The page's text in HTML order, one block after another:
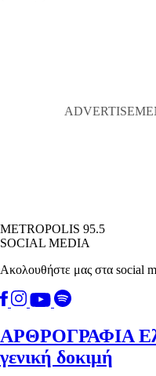
METROPOLIS 95.5
SOCIAL MEDIA
Ακολουθήστε μας στα social
ΑΡΘΡΟΓΡΑΦΙΑ
γενική δοκιμή